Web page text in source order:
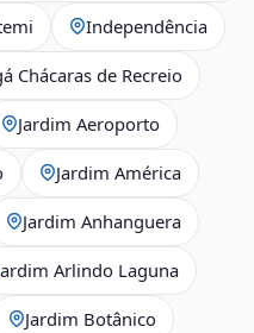
Independência
Chácaras de Recreio
Jardim Aeroporto
Jardim América
Jardim Anhanguera
Arlindo Laguna
Jardim Botânico